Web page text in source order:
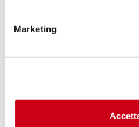
Marketing